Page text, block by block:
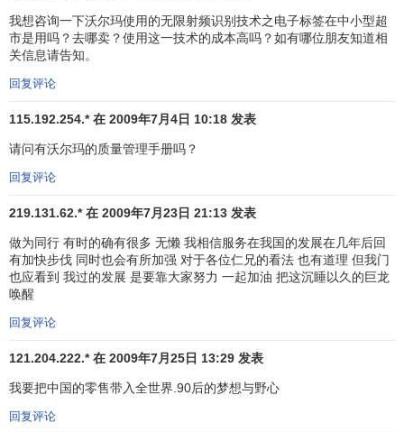
一些调整。例如，德国沃尔玛商店没有“10英尺规则”。在美
国，这项规则要求沃尔玛的雇员必须与距离他10英尺以内的
任何顾客讲话；而在德国，沃尔玛只是鼓励员工们友善待
必须真心诚意，否则顾客一眼就能看穿他们。”
德国和来自其他欧洲国家的顾客们已经看到沃尔玛商店
内巨大的改进。各种商品的陈列柜已经按照美国沃尔玛商店
的结构进行了调整，一些写有“天天低价”和“马克坚挺！”字样
红旗则标志着这些商店正在向“天天低价”的过程转变，许多商
品已经永久性地调低了价格。迄今为止，韦特考夫商店的4万
多种商品中已有1万多种商品的价格打折出售。1999年，这
家商店的营业额增加了25%，达到38亿美元。然而，沃尔玛
们起而应战，也都调低了自己的商品价格。德国最大的零售
商梅特罗公司调低了其3000多种核心商品的价格，其他几家
大型连锁店甚至模仿沃尔玛打出了“天天低价”的
我想咨询一下沃尔玛使用的无限射频识别技术之电子标签在中小型超
市是用吗？去哪卖？使用这一技术的成本高吗？如有哪位朋友知道相
关信息请告知。
回复评论
115.192.254.* 在 2009年7月4日 10:18 发表
请问有沃尔玛的质量管理手册吗？
回复评论
219.131.62.* 在 2009年7月23日 21:13 发表
做为同行 有时的确有很多 无懒 我相信服务在我国的发展在几年后回
有加快步伐 同时也会有所加强 对于各位仁兄的看法 也有道理 但我门
也应看到 我过的发展 是要靠大家努力 一起加油 把这沉睡以久的巨龙
唤醒
回复评论
121.204.222.* 在 2009年7月25日 13:29 发表
我要把中国的零售带入全世界.90后的梦想与野心
回复评论